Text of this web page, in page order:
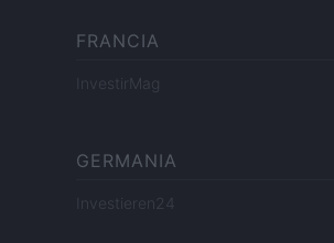
FRANCIA
InvestirMag
GERMANIA
Investieren24